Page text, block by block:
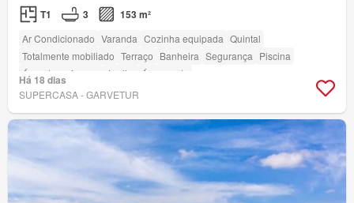
T1 3 153 m²
Ar Condicionado Varanda Cozinha equipada Quintal
Totalmente mobiliado Terraço Banheira Segurança Piscina
Área das crianças
Jardim Área verde
Há 18 dias
SUPERCASA - GARVETUR